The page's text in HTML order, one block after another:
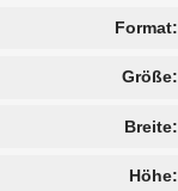
Format:
Größe:
Breite:
Höhe: